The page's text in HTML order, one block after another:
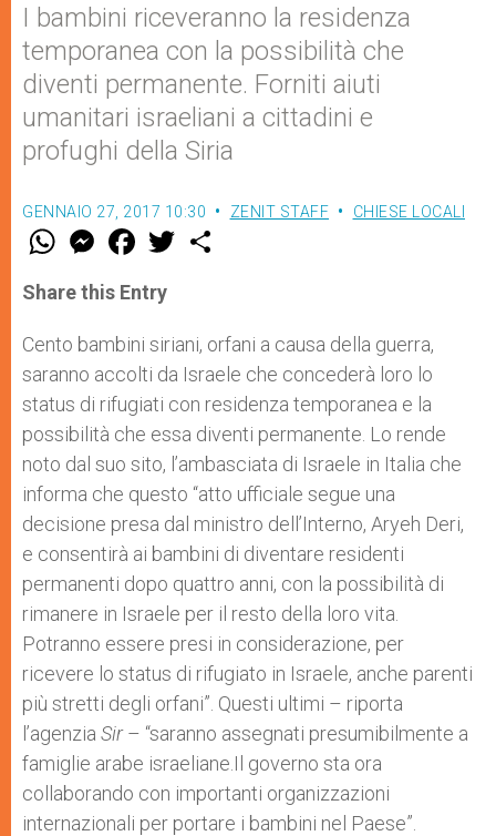
I bambini riceveranno la residenza
temporanea con la possibilità che
diventi permanente. Forniti aiuti
umanitari israeliani a cittadini e
profughi della Siria
GENNAIO 27, 2017 10:30 ZENIT STAFF CHIESE LOCALI
W
t
s
p
p
M
e
s
e
g
e
r
F
a
e
b
o
k
w
r
Share this Entry
Cento bambini siriani, orfani a causa della guerra,
saranno accolti da Israele che concederà loro lo
status di rifugiati con residenza temporanea e la
possibilità che essa diventi permanente. Lo rende
noto dal suo sito, l’ambasciata di Israele in Italia che
informa che questo “atto ufficiale segue una
decisione presa dal ministro dell’Interno, Aryeh Deri,
e consentirà ai bambini di diventare residenti
permanenti dopo quattro anni, con la possibilità di
rimanere in Israele per il resto della loro vita.
Potranno essere presi in considerazione, per
ricevere lo status di rifugiato in Israele, anche parenti
più stretti degli orfani”. Questi ultimi – riporta
l’agenzia Sir– “saranno assegnati presumibilmente a
famiglie arabe israeliane.Il governo sta ora
collaborando con importanti organizzazioni
internazionali per portare i bambini nel Paese”.